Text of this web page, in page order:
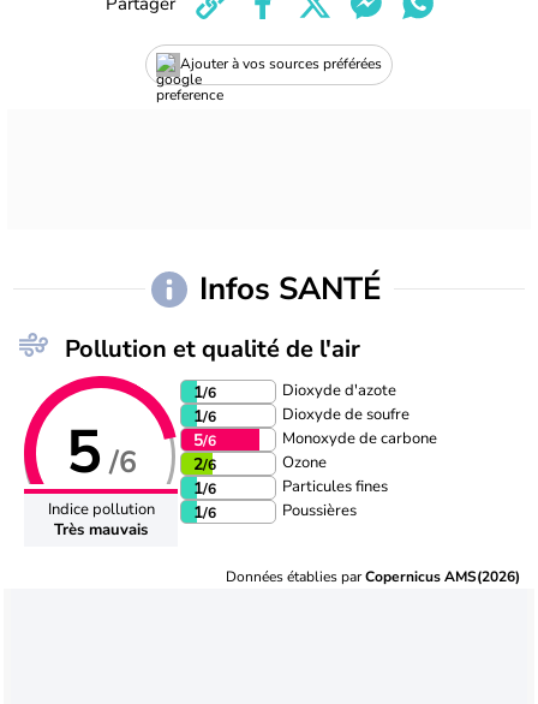
Ajouter à vos sources préférées
Infos SANTÉ
Pollution et qualité de l'air
5 /6
Indice pollution
Très mauvais
1/6 Dioxyde d'azote
1/6 Dioxyde de soufre
5/6 Monoxyde de carbone
2/6 Ozone
1/6 Particules fines
1/6 Poussières
Données établies parCopernicus AMS(2026)